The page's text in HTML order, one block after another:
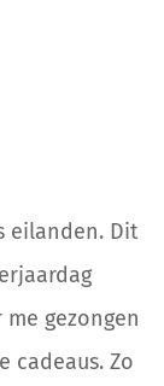
eilanden. Dit
gezongen
cadeaus. Zo